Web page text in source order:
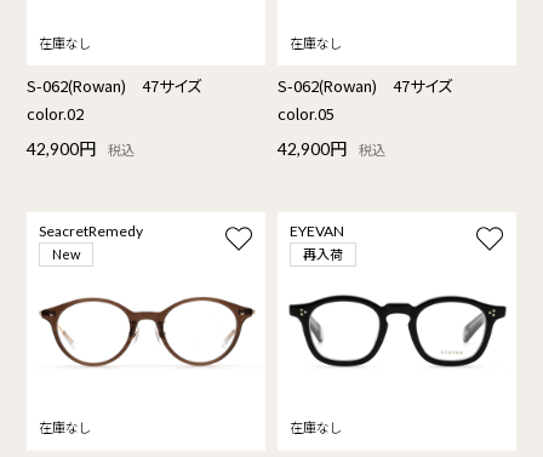
S-062(Rowan) 47サイズ
color.02
42,900円 税込
S-062(Rowan) 47サイズ
color.05
42,900円 税込
SeacretRemedy
New
EYEVAN
再入荷